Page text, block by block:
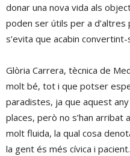
donar una nova vida als
poden ser útils per a d’altres
s’evita que acabin
Glòria Carrera, tècnica de
molt bé, tot i que potser
paradistes, ja que aquest
places, però no s’han arribat
molt fluida, la qual cosa
la gent és més cívica i